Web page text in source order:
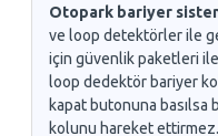
Otopark bariyer
ve loop detektörler ile
için güvenlik paketleri ile
loop dedektör bariyer
kapat butonuna basılsa
kolunu hareket ettirmez.